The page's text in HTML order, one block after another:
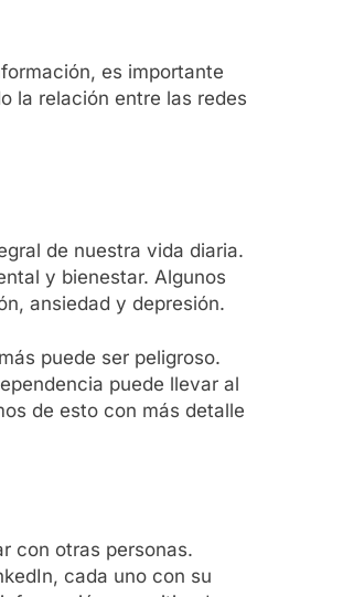
es importante
la relación entre las redes
de nuestra vida diaria.
y bienestar. Algunos
ansiedad y depresión.
puede ser peligroso.
puede llevar al
de esto con más detalle
con otras personas.
cada uno con su